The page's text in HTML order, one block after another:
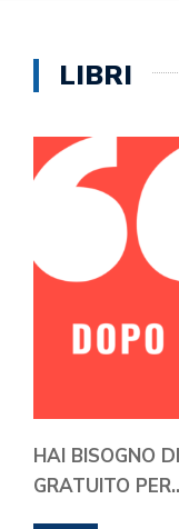
LIBRI
HAI BISOGNO
GRATUITO